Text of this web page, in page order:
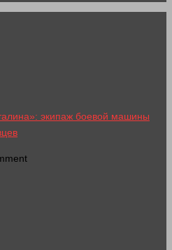
экипаж боевой машины